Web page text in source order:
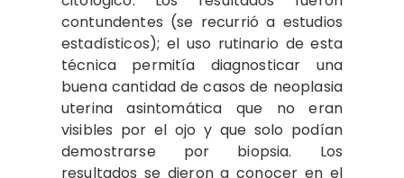
contundentes (se recurrió a estudios
estadísticos); el uso rutinario de esta
técnica permitía diagnosticar una
buena cantidad de casos de neoplasia
uterina asintomática que no eran
visibles por el ojo y que solo podían
demostrarse por biopsia. Los
resultados se dieron a conocer en el